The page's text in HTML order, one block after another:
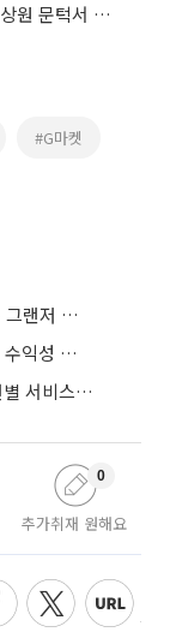
美 클래리티 법안 연내 통과 가능성 13%…상원 문턱서 제동
#G마켓
효율·AI 더했다…더 강하고 알뜰해진 ‘더 뉴 그랜저 하이브리드’
진에어, 2분기 영업손실 731억…“고유가에 수익성 악화”
새출발 트리니티항공, 재도약 나선다…노선별 서비스 차별화
추가취재 원해요
0